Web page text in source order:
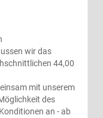
wir das
44,00
mit unserem
des
an - ab